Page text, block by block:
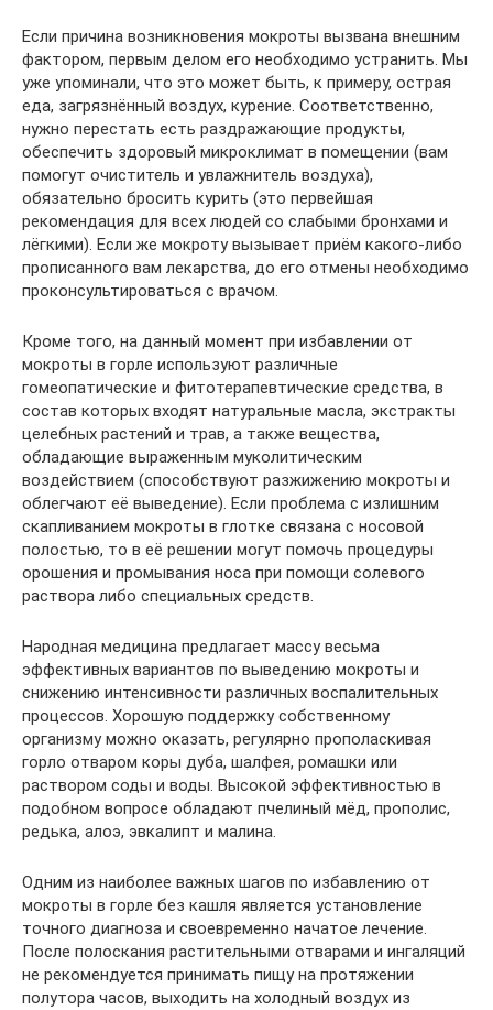
Если причина возникновения мокроты вызвана внешним
фактором, первым делом его необходимо устранить. Мы
уже упоминали, что это может быть, к примеру, острая
еда, загрязнённый воздух, курение. Соответственно,
нужно перестать есть раздражающие продукты,
обеспечить здоровый микроклимат в помещении (вам
помогут очиститель и увлажнитель воздуха),
обязательно бросить курить (это первейшая
рекомендация для всех людей со слабыми бронхами и
лёгкими). Если же мокроту вызывает приём какого-либо
прописанного вам лекарства, до его отмены необходимо
проконсультироваться с врачом.
Кроме того, на данный момент при избавлении от
мокроты в горле используют различные
гомеопатические и фитотерапевтические средства, в
состав которых входят натуральные масла, экстракты
целебных растений и трав, а также вещества,
обладающие выраженным муколитическим
воздействием (способствуют разжижению мокроты и
облегчают её выведение). Если проблема с излишним
скапливанием мокроты в глотке связана с носовой
полостью, то в её решении могут помочь процедуры
орошения и промывания носа при помощи солевого
раствора либо специальных средств.
Народная медицина предлагает массу весьма
эффективных вариантов по выведению мокроты и
снижению интенсивности различных воспалительных
процессов. Хорошую поддержку собственному
организму можно оказать, регулярно прополаскивая
горло отваром коры дуба, шалфея, ромашки или
раствором соды и воды. Высокой эффективностью в
подобном вопросе обладают пчелиный мёд, прополис,
редька, алоэ, эвкалипт и малина.
Одним из наиболее важных шагов по избавлению от
мокроты в горле без кашля является установление
точного диагноза и своевременно начатое лечение.
После полоскания растительными отварами и ингаляций
не рекомендуется принимать пищу на протяжении
полутора часов, выходить на холодный воздух из